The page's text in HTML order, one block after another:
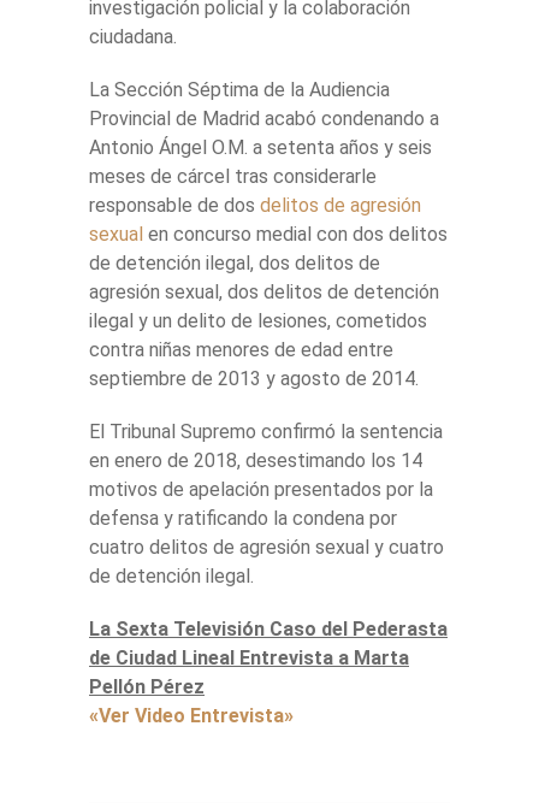
investigación policial y la colaboración
ciudadana.
La Sección Séptima de la Audiencia
Provincial de Madrid acabó condenando a
Antonio Ángel O.M. a setenta años y seis
meses de cárcel tras considerarle
responsable de dos delitos de agresión
sexual en concurso medial con dos delitos
de detención ilegal, dos delitos de
agresión sexual, dos delitos de detención
ilegal y un delito de lesiones, cometidos
contra niñas menores de edad entre
septiembre de 2013 y agosto de 2014.
El Tribunal Supremo confirmó la sentencia
en enero de 2018, desestimando los 14
motivos de apelación presentados por la
defensa y ratificando la condena por
cuatro delitos de agresión sexual y cuatro
de detención ilegal.
La Sexta Televisión Caso del Pederasta
de Ciudad Lineal Entrevista a Marta
Pellón Pérez
«Ver Video Entrevista»